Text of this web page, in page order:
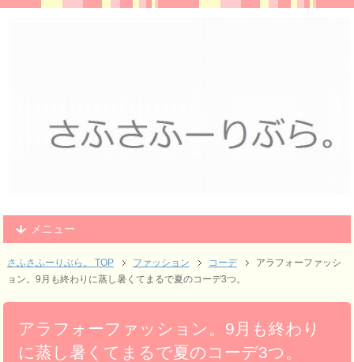
メニュー
さふさふーりぶら。 TOP ファッション コーデ
アラフォーファッシ
ョン。9月も終わりに蒸し暑くてまるで夏のコーデ3つ。
アラフォーファッション。9月も終わり
に蒸し暑くてまるで夏のコーデ3つ。